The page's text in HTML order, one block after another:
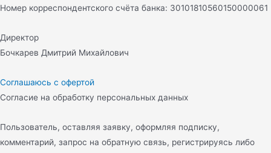
Номер корреспондентского счёта банка: 30101810560150000061
Директор
Бочкарев Дмитрий Михайлович
Соглашаюсь с офертой
Согласие на обработку персональных данных
Пользователь, оставляя заявку, оформляя подписку,
комментарий, запрос на обратную связь, регистрируясь либо